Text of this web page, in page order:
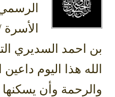
بن احمد السديري
الله هذا اليوم
والرحمة وأن